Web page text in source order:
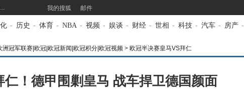
我的搜狐 邮件
- 历史 - 体育 - NBA - 视频 - 娱谈 - 财经 - 世相 - 科技 - 汽车 - 房产 -
冠军联赛|欧冠|欧冠新闻|欧冠积分|欧冠视频 > 欧冠半决赛皇马VS拜仁
仁！德甲围剿皇马 战车捍卫德国颜面